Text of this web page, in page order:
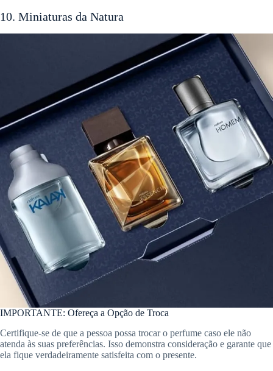
10. Miniaturas da Natura
IMPORTANTE: Ofereça a Opção de Troca
Certifique-se de que a pessoa possa trocar o perfume caso ele não
atenda às suas preferências. Isso demonstra consideração e garante que
ela fique verdadeiramente satisfeita com o presente.